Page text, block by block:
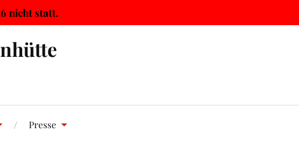
nicht statt.
Presse